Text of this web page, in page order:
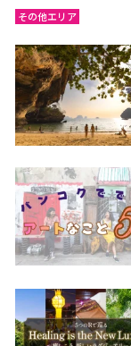
その他エリア